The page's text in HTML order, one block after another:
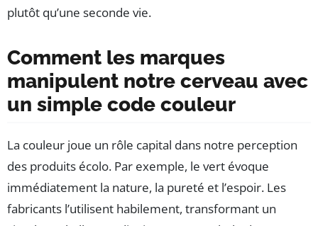
plutôt qu’une seconde vie.
Comment les marques
manipulent notre cerveau avec
un simple code couleur
La couleur joue un rôle capital dans notre perception
des produits écolo. Par exemple, le vert évoque
immédiatement la nature, la pureté et l’espoir. Les
fabricants l’utilisent habilement, transformant un